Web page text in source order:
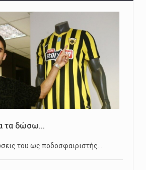
τα δώσω...
του ως ποδοσφαιριστής…